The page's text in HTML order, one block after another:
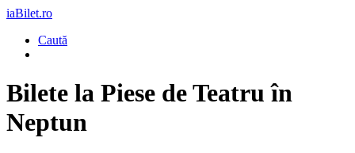
iaBilet.ro
Caută
Bilete la Piese de Teatru în
Neptun